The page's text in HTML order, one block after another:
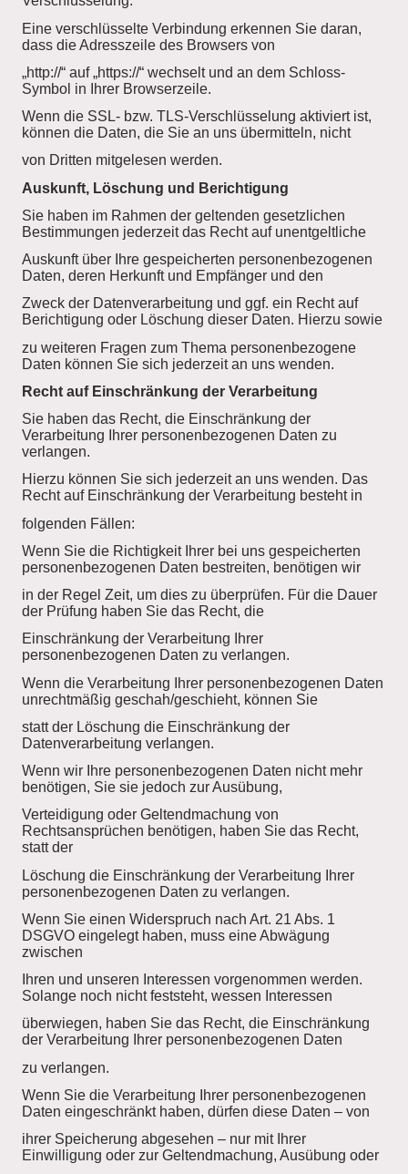
Eine verschlüsselte Verbindung erkennen Sie daran,
dass die Adresszeile des Browsers von
„http://“ auf „https://“ wechselt und an dem Schloss-
Symbol in Ihrer Browserzeile.
Wenn die SSL- bzw. TLS-Verschlüsselung aktiviert ist,
können die Daten, die Sie an uns übermitteln, nicht
von Dritten mitgelesen werden.
Auskunft, Löschung und Berichtigung
Sie haben im Rahmen der geltenden gesetzlichen
Bestimmungen jederzeit das Recht auf unentgeltliche
Auskunft über Ihre gespeicherten personenbezogenen
Daten, deren Herkunft und Empfänger und den
Zweck der Datenverarbeitung und ggf. ein Recht auf
Berichtigung oder Löschung dieser Daten. Hierzu sowie
zu weiteren Fragen zum Thema personenbezogene
Daten können Sie sich jederzeit an uns wenden.
Recht auf Einschränkung der Verarbeitung
Sie haben das Recht, die Einschränkung der
Verarbeitung Ihrer personenbezogenen Daten zu
verlangen.
Hierzu können Sie sich jederzeit an uns wenden. Das
Recht auf Einschränkung der Verarbeitung besteht in
folgenden Fällen:
Wenn Sie die Richtigkeit Ihrer bei uns gespeicherten
personenbezogenen Daten bestreiten, benötigen wir
in der Regel Zeit, um dies zu überprüfen. Für die Dauer
der Prüfung haben Sie das Recht, die
Einschränkung der Verarbeitung Ihrer
personenbezogenen Daten zu verlangen.
Wenn die Verarbeitung Ihrer personenbezogenen Daten
unrechtmäßig geschah/geschieht, können Sie
statt der Löschung die Einschränkung der
Datenverarbeitung verlangen.
Wenn wir Ihre personenbezogenen Daten nicht mehr
benötigen, Sie sie jedoch zur Ausübung,
Verteidigung oder Geltendmachung von
Rechtsansprüchen benötigen, haben Sie das Recht,
statt der
Löschung die Einschränkung der Verarbeitung Ihrer
personenbezogenen Daten zu verlangen.
Wenn Sie einen Widerspruch nach Art. 21 Abs. 1
DSGVO eingelegt haben, muss eine Abwägung
zwischen
Ihren und unseren Interessen vorgenommen werden.
Solange noch nicht feststeht, wessen Interessen
überwiegen, haben Sie das Recht, die Einschränkung
der Verarbeitung Ihrer personenbezogenen Daten
zu verlangen.
Wenn Sie die Verarbeitung Ihrer personenbezogenen
Daten eingeschränkt haben, dürfen diese Daten – von
ihrer Speicherung abgesehen – nur mit Ihrer
Einwilligung oder zur Geltendmachung, Ausübung oder